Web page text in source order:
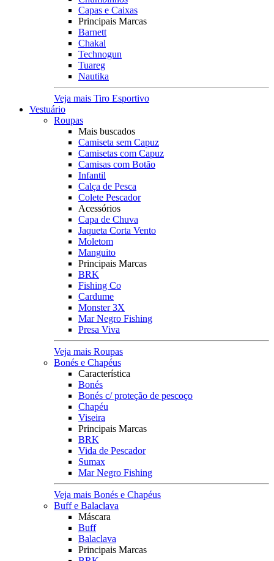
Capas e Caixas
Principais Marcas
Barnett
Chakal
Technogun
Tuareg
Nautika
Veja mais Tiro Esportivo
Vestuário
Roupas
Mais buscados
Camiseta sem Capuz
Camisetas com Capuz
Camisas com Botão
Infantil
Calça de Pesca
Colete Pescador
Acessórios
Capa de Chuva
Jaqueta Corta Vento
Moletom
Manguito
Principais Marcas
BRK
Fishing Co
Cardume
Monster 3X
Mar Negro Fishing
Presa Viva
Veja mais Roupas
Bonés e Chapéus
Característica
Bonés
Bonés c/ proteção de pescoço
Chapéu
Viseira
Principais Marcas
BRK
Vida de Pescador
Sumax
Mar Negro Fishing
Veja mais Bonés e Chapéus
Buff e Balaclava
Máscara
Buff
Balaclava
Principais Marcas